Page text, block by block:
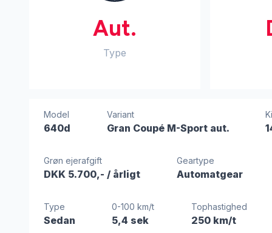
Aut.
Type
Model
640d
Variant
Gran Coupé M-Sport aut.
Grøn ejerafgift
DKK 5.700,- / årligt
Geartype
Automatgear
Type
Sedan
0-100 km/t
5,4 sek
Tophastighed
250 km/t